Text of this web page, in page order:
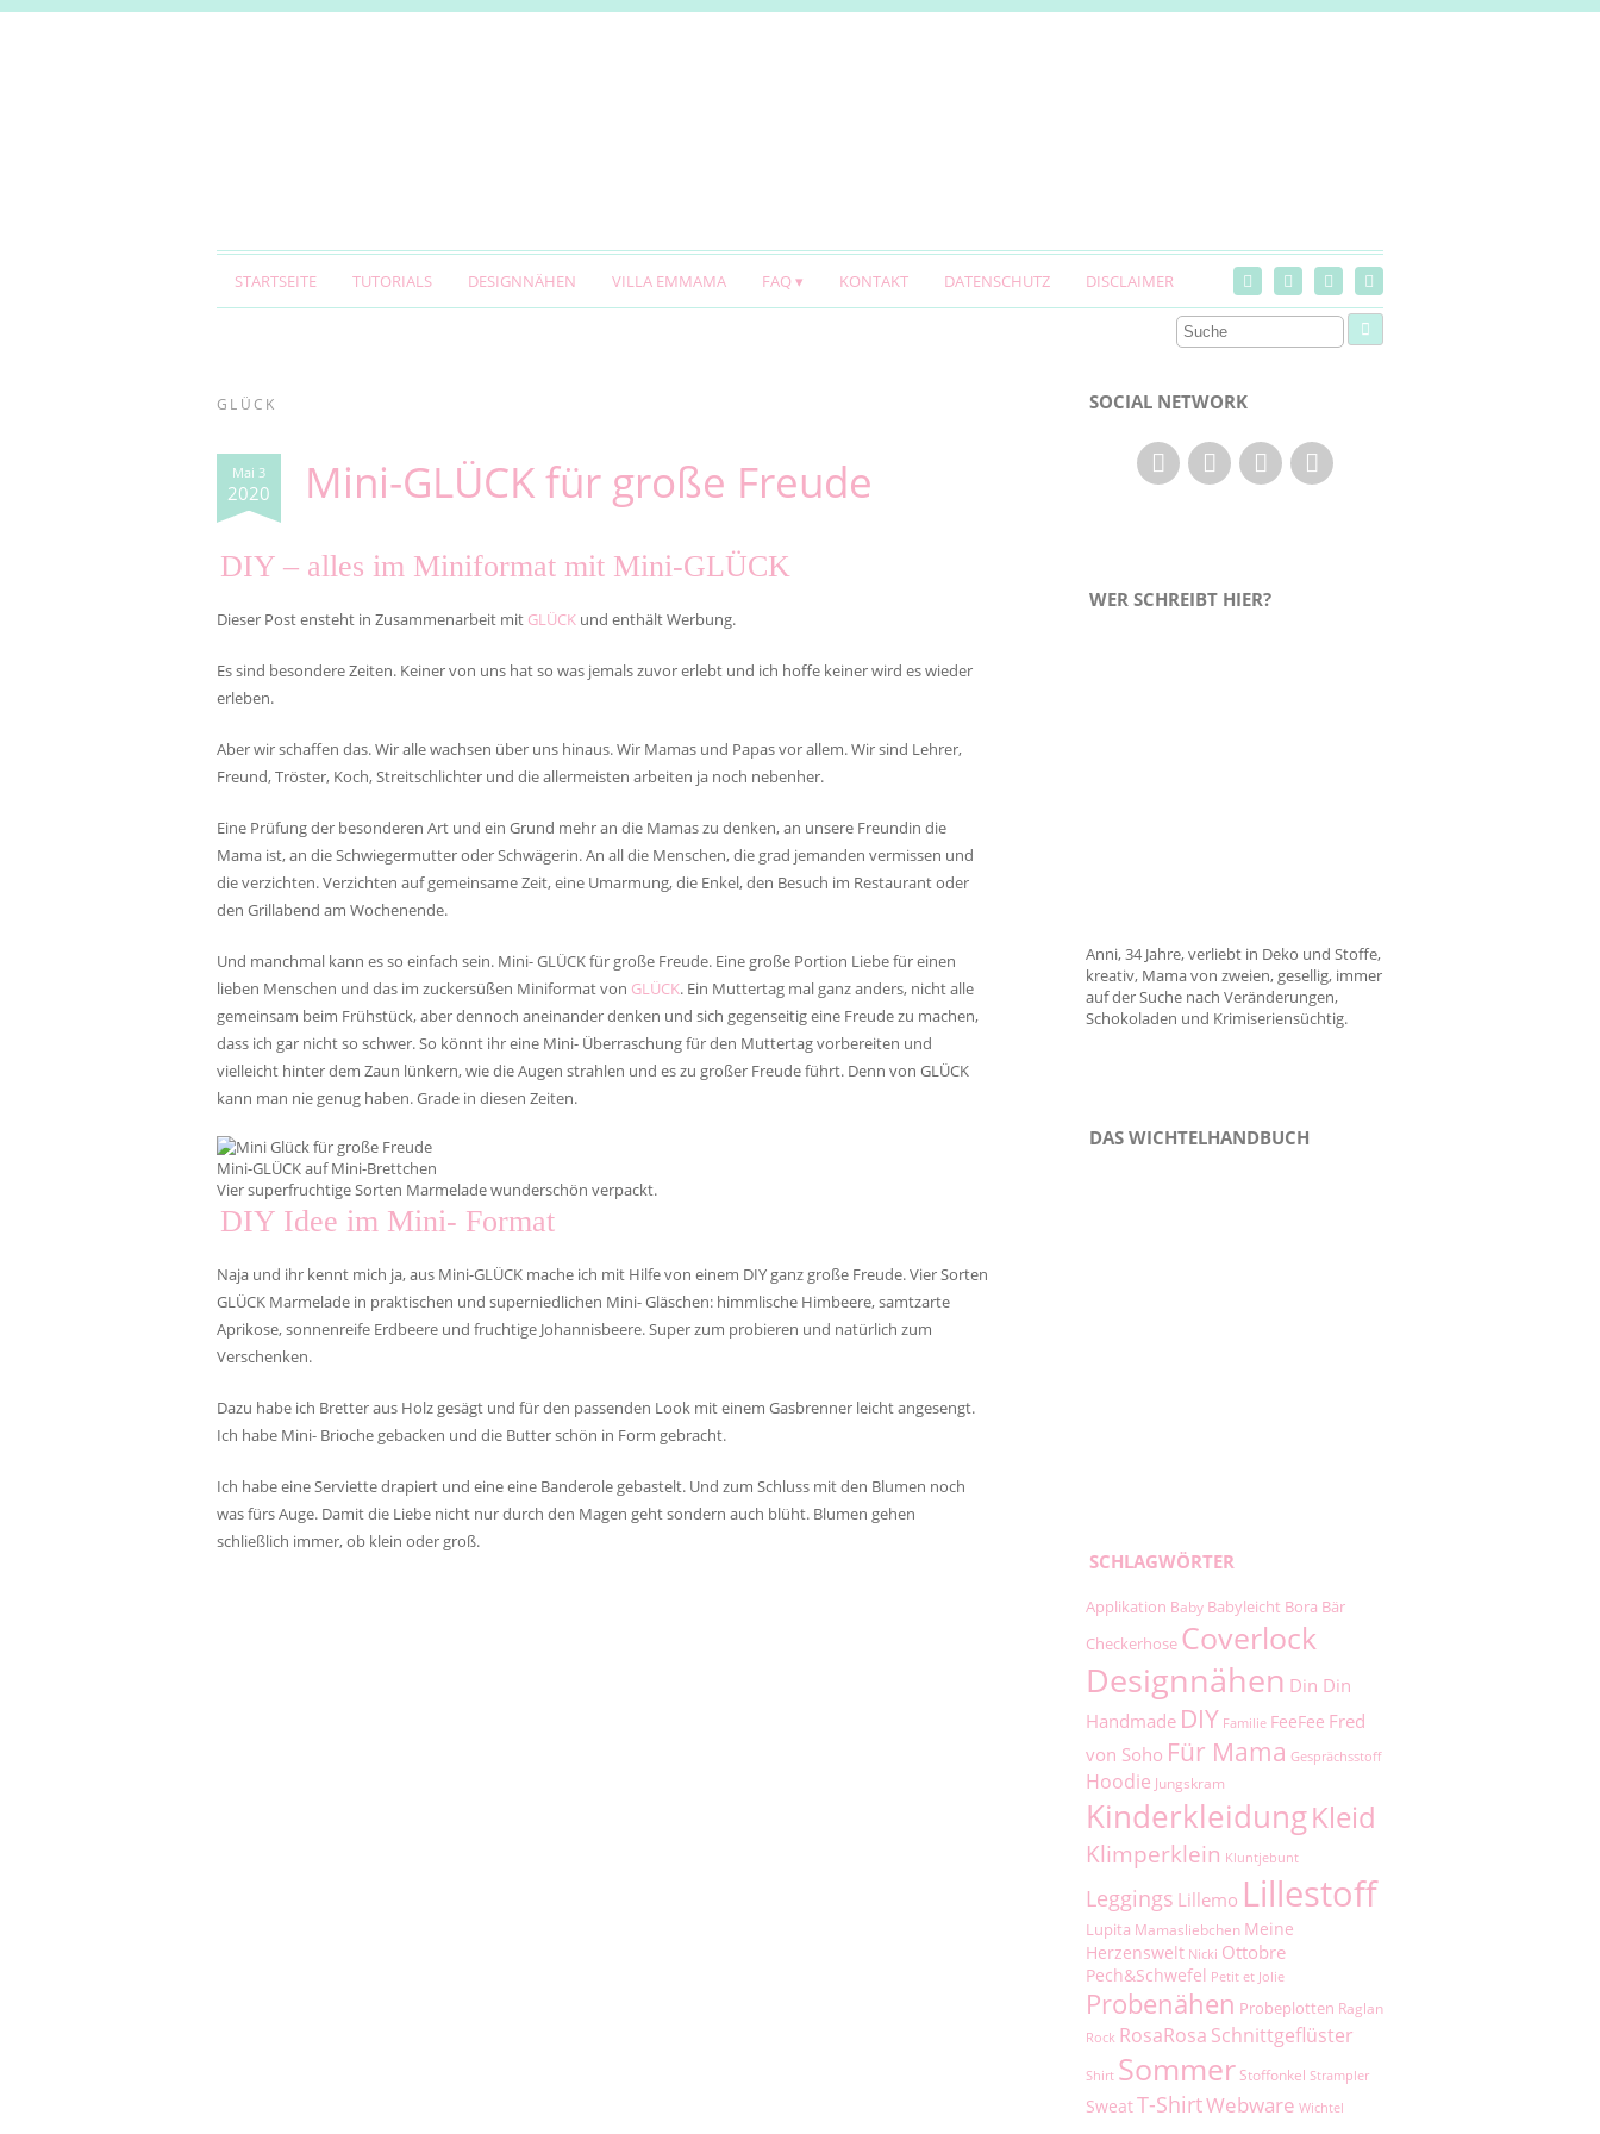
STARTSEITE TUTORIALS DESIGNNÄHEN VILLA EMMAMA FAQ KONTAKT DATENSCHUTZ DISCLAIMER
GLÜCK
Mai 3
2020 Mini-GLÜCK für große Freude
DIY – alles im Miniformat mit Mini-GLÜCK
Dieser Post ensteht in Zusammenarbeit mit GLÜCK und enthält Werbung.
Es sind besondere Zeiten. Keiner von uns hat so was jemals zuvor erlebt und ich hoffe keiner wird es wieder
erleben.
Aber wir schaffen das. Wir alle wachsen über uns hinaus. Wir Mamas und Papas vor allem. Wir sind Lehrer,
Freund, Tröster, Koch, Streitschlichter und die allermeisten arbeiten ja noch nebenher.
Eine Prüfung der besonderen Art und ein Grund mehr an die Mamas zu denken, an unsere Freundin die
Mama ist, an die Schwiegermutter oder Schwägerin. An all die Menschen, die grad jemanden vermissen und
die verzichten. Verzichten auf gemeinsame Zeit, eine Umarmung, die Enkel, den Besuch im Restaurant oder
den Grillabend am Wochenende.
Und manchmal kann es so einfach sein. Mini- GLÜCK für große Freude. Eine große Portion Liebe für einen
lieben Menschen und das im zuckersüßen Miniformat von GLÜCK. Ein Muttertag mal ganz anders, nicht alle
gemeinsam beim Frühstück, aber dennoch aneinander denken und sich gegenseitig eine Freude zu machen,
dass ich gar nicht so schwer. So könnt ihr eine Mini- Überraschung für den Muttertag vorbereiten und
vielleicht hinter dem Zaun lünkern, wie die Augen strahlen und es zu großer Freude führt. Denn von GLÜCK
kann man nie genug haben. Grade in diesen Zeiten.
Mini-GLÜCK auf Mini-Brettchen
Vier superfruchtige Sorten Marmelade wunderschön verpackt.
DIY Idee im Mini- Format
Naja und ihr kennt mich ja, aus Mini-GLÜCK mache ich mit Hilfe von einem DIY ganz große Freude. Vier Sorten
GLÜCK Marmelade in praktischen und superniedlichen Mini- Gläschen: himmlische Himbeere, samtzarte
Aprikose, sonnenreife Erdbeere und fruchtige Johannisbeere. Super zum probieren und natürlich zum
Verschenken.
Dazu habe ich Bretter aus Holz gesägt und für den passenden Look mit einem Gasbrenner leicht angesengt.
Ich habe Mini- Brioche gebacken und die Butter schön in Form gebracht.
Ich habe eine Serviette drapiert und eine eine Banderole gebastelt. Und zum Schluss mit den Blumen noch
was fürs Auge. Damit die Liebe nicht nur durch den Magen geht sondern auch blüht. Blumen gehen
schließlich immer, ob klein oder groß.
SOCIAL NETWORK
WER SCHREIBT HIER?
Anni, 34 Jahre, verliebt in Deko und Stoffe,
kreativ, Mama von zweien, gesellig, immer
auf der Suche nach Veränderungen,
Schokoladen und Krimiseriensüchtig.
DAS WICHTELHANDBUCH
SCHLAGWÖRTER
Applikation Baby Babyleicht Bora Bär
Checkerhose Coverlock
Designnähen Din Din
Handmade DIY Familie FeeFee Fred
von Soho Für Mama Gesprächsstoff
Hoodie Jungskram
KinderkleidungKleid
Klimperklein Kluntjebunt
Leggings Lillemo Lillestoff
Lupita Mamasliebchen Meine
Herzenswelt Nicki Ottobre
Pech&Schwefel Petit et Jolie
Probenähen Probeplotten Raglan
Rock RosaRosa Schnittgeflüster
Shirt Sommer Stoffonkel Strampler
SweatT-ShirtWebware Wichtel